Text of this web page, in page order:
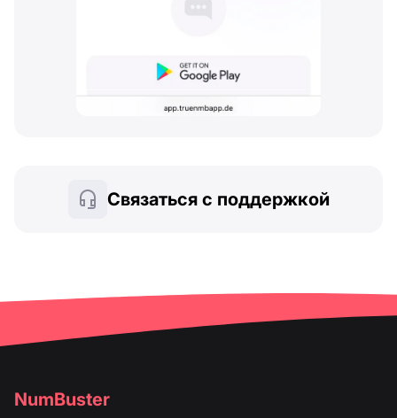
Связаться с поддержкой
NumBuster